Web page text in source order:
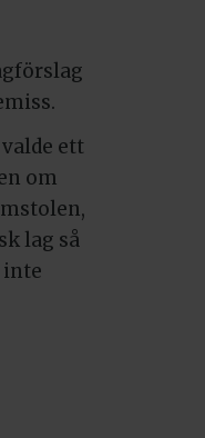
ett
om
lag så
inte